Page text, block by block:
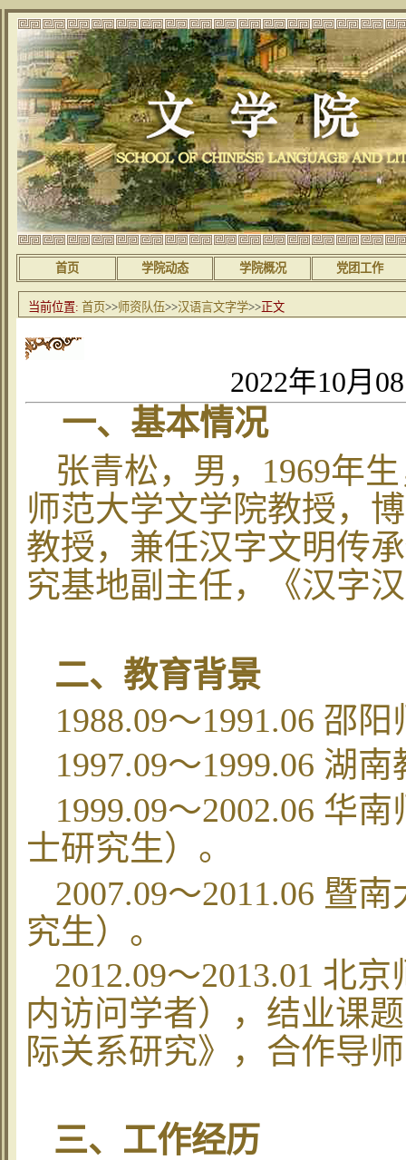
首页 学院动态 学院概况 党团工作
当前位置: 首页>>师资队伍>>汉语言文字学>>正文
2022年10月
一、基本情况
张青松，男， 1969年
师范大学文学院教授，
教授，兼任汉字文明传
究基地副主任，《汉字
二、教育背景
1988.09～1991.06 邵阳
1997.09～1999.06 湖南
1999.09～2002.06 华南
士研究生）。
2007.09～2011.06 暨南
究生）。
2012.09～2013.01 北京
内访问学者），结业课
际关系研究》，合作导
三、工作经历